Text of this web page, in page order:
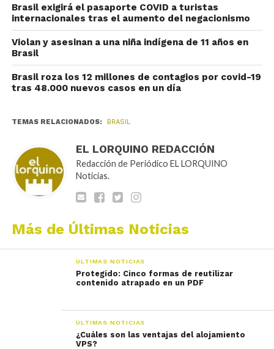
Brasil exigirá el pasaporte COVID a turistas
internacionales tras el aumento del negacionismo
Violan y asesinan a una niña indígena de 11 años en
Brasil
Brasil roza los 12 millones de contagios por covid-19
tras 48.000 nuevos casos en un día
TEMAS RELACIONADOS: BRASIL
EL LORQUINO REDACCIÓN
Redacción de Periódico EL LORQUINO
Noticias.
Más de Últimas Noticias
ÚLTIMAS NOTICIAS
Protegido: Cinco formas de reutilizar
contenido atrapado en un PDF
ÚLTIMAS NOTICIAS
¿Cuáles son las ventajas del alojamiento
VPS?